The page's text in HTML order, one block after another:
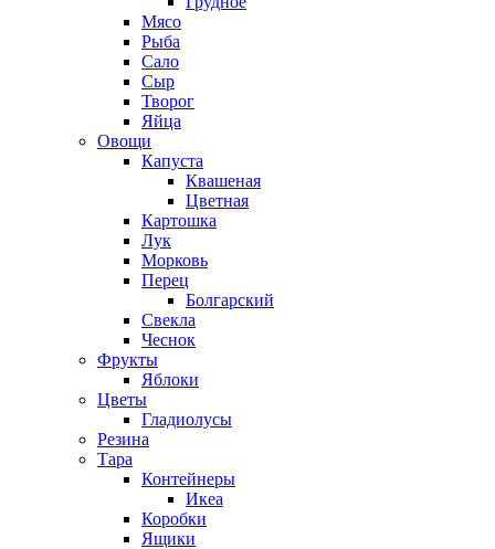
Мясо
Рыба
Сало
Сыр
Творог
Яйца
Овощи
Капуста
Квашеная
Цветная
Картошка
Лук
Морковь
Перец
Болгарский
Свекла
Чеснок
Фрукты
Яблоки
Цветы
Гладиолусы
Резина
Тара
Контейнеры
Икеа
Коробки
Ящики